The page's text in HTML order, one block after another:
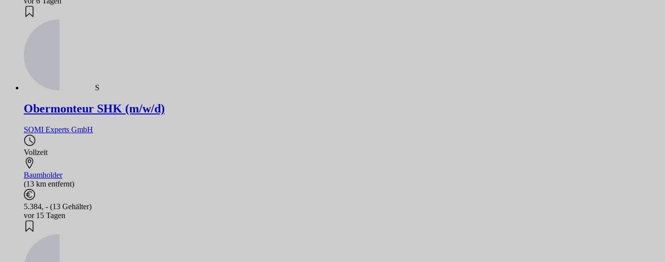
S
Obermonteur SHK (m/w/d)
SOMI Experts GmbH
Vollzeit
Baumholder
(13 km entfernt)
5.384, - (13 Gehälter)
vor 15 Tagen